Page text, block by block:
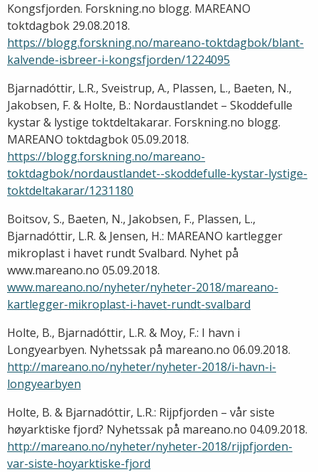
Kongsfjorden. Forskning.no blogg. MAREANO
toktdagbok 29.08.2018.
https://blogg.forskning.no/mareano-toktdagbok/blant-
kalvende-isbreer-i-kongsfjorden/1224095
Bjarnadóttir, L.R., Sveistrup, A., Plassen, L., Baeten, N.,
Jakobsen, F. & Holte, B.: Nordaustlandet – Skoddefulle
kystar & lystige toktdeltakarar. Forskning.no blogg.
MAREANO toktdagbok 05.09.2018.
https://blogg.forskning.no/mareano-
toktdagbok/nordaustlandet--skoddefulle-kystar-lystige-
toktdeltakarar/1231180
Boitsov, S., Baeten, N., Jakobsen, F., Plassen, L.,
Bjarnadóttir, L.R. & Jensen, H.: MAREANO kartlegger
mikroplast i havet rundt Svalbard. Nyhet på
www.mareano.no 05.09.2018.
www.mareano.no/nyheter/nyheter-2018/mareano-
kartlegger-mikroplast-i-havet-rundt-svalbard
Holte, B., Bjarnadóttir, L.R. & Moy, F.: I havn i
Longyearbyen. Nyhetssak på mareano.no 06.09.2018.
http://mareano.no/nyheter/nyheter-2018/i-havn-i-
longyearbyen
Holte, B. & Bjarnadóttir, L.R.: Rijpfjorden – vår siste
høyarktiske fjord? Nyhetssak på mareano.no 04.09.2018.
http://mareano.no/nyheter/nyheter-2018/rijpfjorden-
var-siste-hoyarktiske-fjord